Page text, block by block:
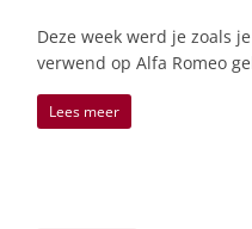
Deze week werd je zoals
verwend op Alfa Romeo
Lees meer